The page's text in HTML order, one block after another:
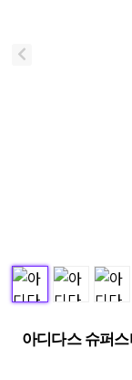
아디다스 슈퍼